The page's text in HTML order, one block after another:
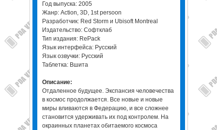
Год выпуска: 2005
Жанр: Action, 3D, 1st persoon
Разработчик: Red Storm и Ubisoft Montreal
Издательство: Софтклаб
Тип издания: RePack
Язык интерфейса: Русский
Язык озвучки: Русский
Таблетка: Вшита
Описание:
Отдаленное будущее. Экспансия человечества
в космос продолжается. Все новые и новые
миры вливаются в Федерацию, и все сложнее
становится удерживать их под контролем. На
окраинных планетах обитаемого космоса